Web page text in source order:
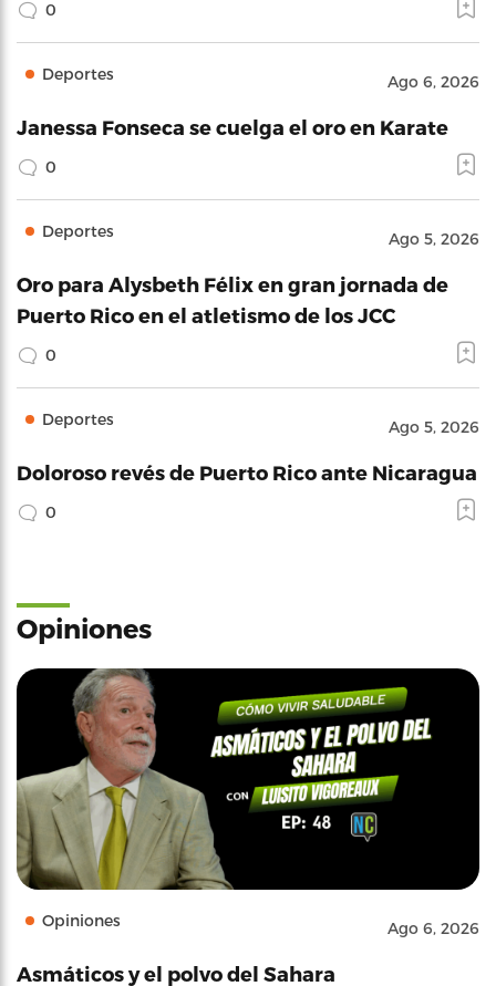
0
Deportes Ago 6, 2026
Janessa Fonseca se cuelga el oro en Karate
0
Deportes Ago 5, 2026
Oro para Alysbeth Félix en gran jornada de
Puerto Rico en el atletismo de los JCC
0
Deportes Ago 5, 2026
Doloroso revés de Puerto Rico ante Nicaragua
0
Opiniones
Opiniones Ago 6, 2026
Asmáticos y el polvo del Sahara